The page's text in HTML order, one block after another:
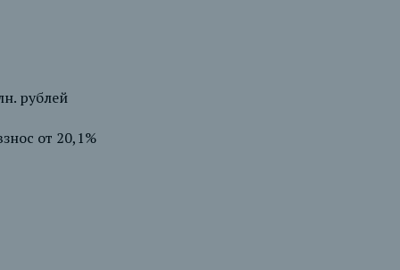
рублей
от 20,1%